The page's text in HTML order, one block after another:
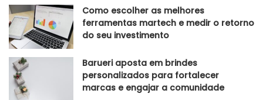
Como escolher as melhores
ferramentas martech e medir o retorno
do seu investimento
Barueri aposta em brindes
personalizados para fortalecer
marcas e engajar a comunidade